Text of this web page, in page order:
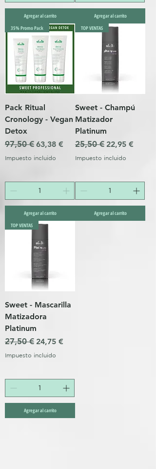
Agregar al carrito
Agregar al carrito
35% Promo Pack
Pack Ritual
Cronology - Vegan
Detox
Precio
97,50 € Precio de oferta
63,38 €
Impuesto incluido
Agregar al carrito
TOP VENTAS
Sweet - Champú
Matizador
Platinum
Precio
25,50 € Precio de
22,95 €
Impuesto incluido
Agregar al carrito
TOP VENTAS
Sweet - Mascarilla
Matizadora
Platinum
Precio
27,50 € Precio de oferta
24,75 €
Impuesto incluido
Agregar al carrito